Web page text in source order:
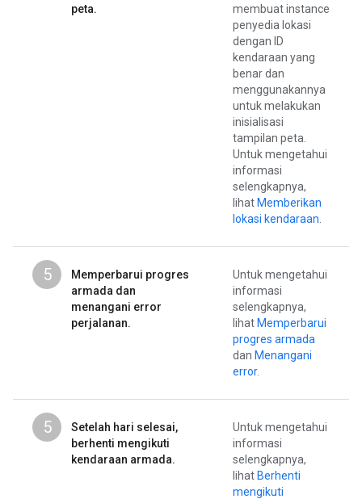
peta.
membuat instance
penyedia lokasi
dengan ID
kendaraan yang
benar dan
menggunakannya
untuk melakukan
inisialisasi
tampilan peta.
Untuk mengetahui
informasi
selengkapnya,
lihat Memberikan
lokasi kendaraan
5
Memperbarui progres
armada dan
menangani error
perjalanan.
Untuk mengetahui
informasi
selengkapnya,
lihat Memperbarui
progres armada
dan Menangani
error.
5
Setelah hari selesai,
berhenti mengikuti
kendaraan armada.
Untuk mengetahui
informasi
selengkapnya,
lihat Berhenti
mengikuti